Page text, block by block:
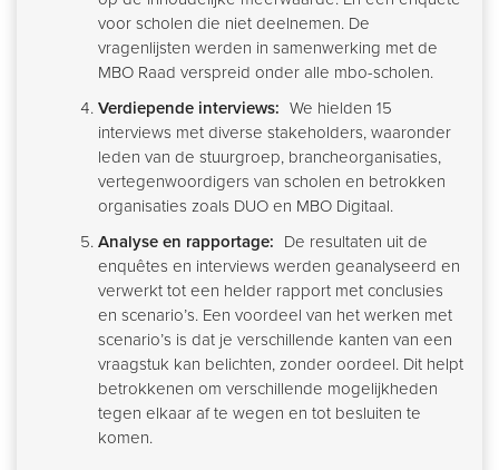
voor scholen die niet deelnemen. De
vragenlijsten werden in samenwerking met de
MBO Raad verspreid onder alle mbo-scholen.
Verdiepende interviews: We hielden 15
interviews met diverse stakeholders, waaronder
leden van de stuurgroep, brancheorganisaties,
vertegenwoordigers van scholen en betrokken
organisaties zoals DUO en MBO Digitaal.
Analyse en rapportage: De resultaten uit de
enquêtes en interviews werden geanalyseerd en
verwerkt tot een helder rapport met conclusies
en scenario’s. Een voordeel van het werken met
scenario’s is dat je verschillende kanten van een
vraagstuk kan belichten, zonder oordeel. Dit helpt
betrokkenen om verschillende mogelijkheden
tegen elkaar af te wegen en tot besluiten te
komen.